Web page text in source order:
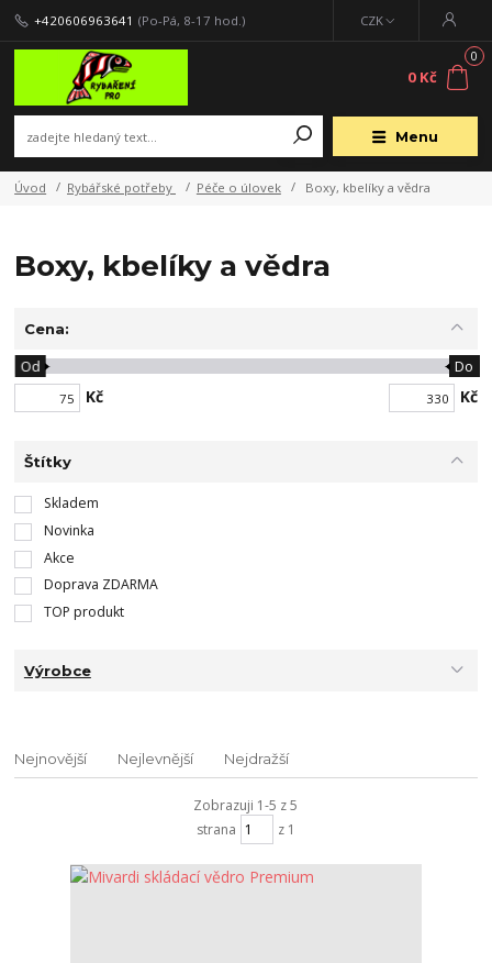
Menu
CZK
+420606963641 (Po-Pá, 8-17 hod.)
0
0 Kč
Úvod Rybářské potřeby Péče o úlovek Boxy, kbelíky a vědra
Boxy, kbelíky a vědra
Cena:
Kč
Od Do
Kč
Štítky
Skladem
Novinka
Akce
Doprava ZDARMA
TOP produkt
Výrobce
Nejnovější Nejlevnější Nejdražší
Zobrazuji 1-5 z 5
strana
z 1